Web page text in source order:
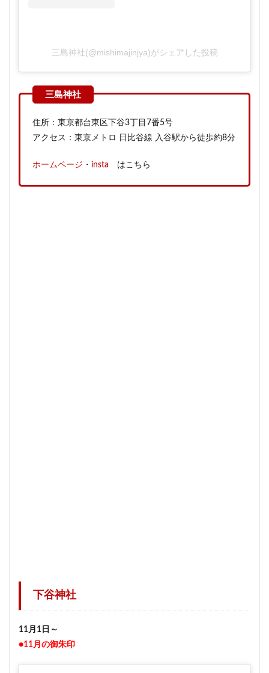
三島神社(@mishimajinjya)がシェアした投稿
住所：東京都台東区下谷3丁目7番5号
アクセス：東京メトロ 日比谷線 入谷駅から徒歩約8分
ホームページ ・ insta はこちら
下谷神社
11月1日～
●11月の御朱印